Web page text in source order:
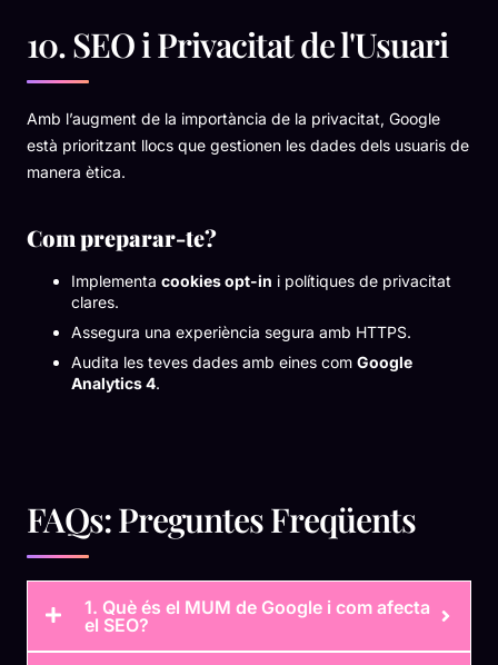
10. SEO i Privacitat de l'Usuari
Amb l’augment de la importància de la privacitat, Google
està prioritzant llocs que gestionen les dades dels usuaris de
manera ètica.
Com preparar-te?
Implementa cookies opt-in i polítiques de privacitat
clares.
Assegura una experiència segura amb HTTPS.
Audita les teves dades amb eines com Google
Analytics 4.
FAQs: Preguntes Freqüents
1. Què és el MUM de Google i com afecta
el SEO?